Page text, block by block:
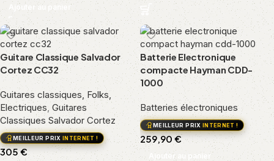
Ajouter au panier
Guitare Classique Salvador
Cortez CC32
Guitares classiques, Folks,
Electriques, Guitares
Classiques Salvador Cortez
MEILLEUR PRIX INTERNET !
305€
Batterie Electronique
compacte Hayman CDD-
1000
Batteries électroniques
MEILLEUR PRIX INTERNET !
259,90€
Ajouter au panier